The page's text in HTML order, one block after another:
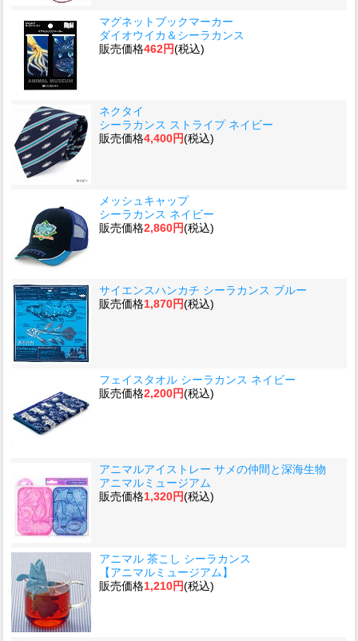
マグネットブックマーカー
ダイオウイカ＆シーラカンス
販売価格462円(税込)
ネクタイ
シーラカンス ストライプ ネイビー
販売価格4,400円(税込)
メッシュキャップ
シーラカンス ネイビー
販売価格2,860円(税込)
サイエンスハンカチ シーラカンス ブルー
販売価格1,870円(税込)
フェイスタオル シーラカンス ネイビー
販売価格2,200円(税込)
アニマルアイストレー サメの仲間と深海生物
アニマルミュージアム
販売価格1,320円(税込)
アニマル 茶こし シーラカンス
【アニマルミュージアム】
販売価格1,210円(税込)